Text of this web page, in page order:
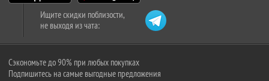
Ищите скидки поблизости,
не выходя из чата:
Сэкономьте до 90% при любых покупках
Подпишитесь на самые выгодные предложения